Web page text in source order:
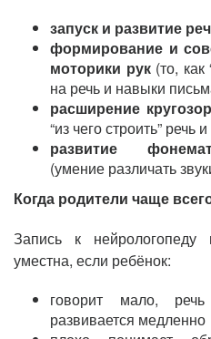
запуск и развитие
формирование и
моторики рук(то, как
на речь и навыки
расширение
“из чего строить” речь
развитие
(умение различать
Когда родители чаще
Запись к нейрологопеду
уместна, если ребёнок:
говорит мало,
развивается медленно